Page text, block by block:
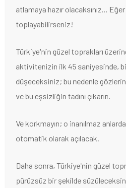
atlamaya hazır olacaksınız...
toplayabilirseniz!
Türkiye'nin güzel toprakları
aktivitenizin ilk 45 saniyesinde,
düşeceksiniz; bu nedenle
ve bu eşsizliğin tadını çıkarın.
Ve korkmayın; o inanılmaz
otomatik olarak açılacak.
Daha sonra, Türkiye'nin güzel
pürüzsüz bir şekilde